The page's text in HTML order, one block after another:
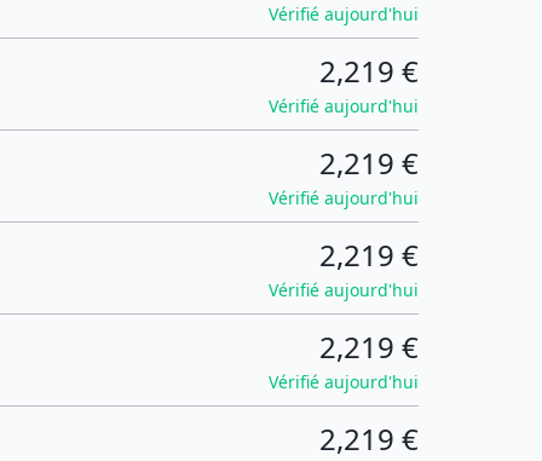
Vérifié aujourd'hui
2,219 €
Vérifié aujourd'hui
2,219 €
Vérifié aujourd'hui
2,219 €
Vérifié aujourd'hui
2,219 €
Vérifié aujourd'hui
2,219 €